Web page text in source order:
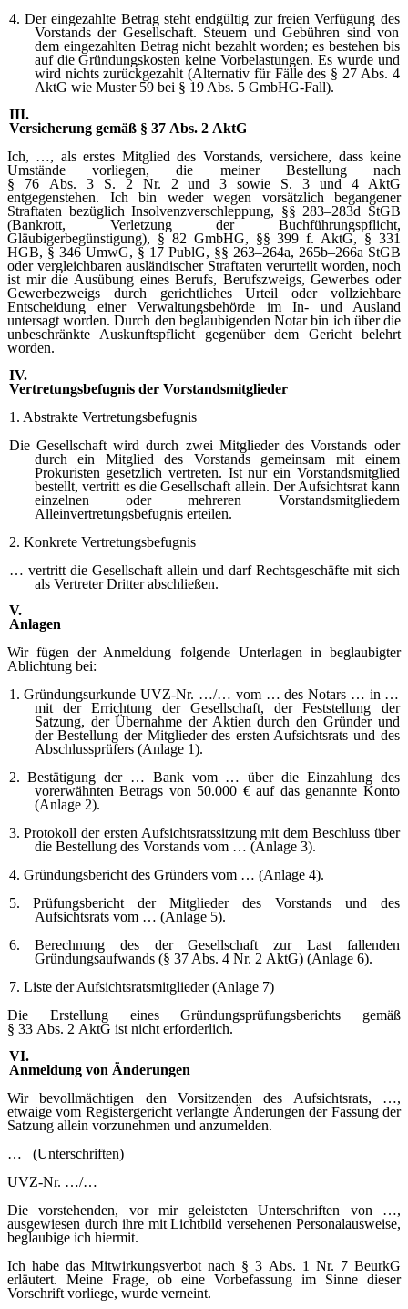
4. Der eingezahlte Betrag steht endgültig zur freien Verfügung des
Vorstands der Gesellschaft. Steuern und Gebühren sind von
dem eingezahlten Betrag nicht bezahlt worden; es bestehen bis
auf die Gründungskosten keine Vorbelastungen. Es wurde und
wird nichts zurückgezahlt (Alternativ für Fälle des § 27 Abs. 4
AktG wie Muster 59 bei § 19 Abs. 5 GmbHG-Fall).
III.
Versicherung gemäß § 37 Abs. 2 AktG
Ich, …, als erstes Mitglied des Vorstands, versichere, dass keine
Umstände vorliegen, die meiner Bestellung nach
§ 76 Abs. 3 S. 2 Nr. 2 und 3 sowie S. 3 und 4 AktG
entgegenstehen. Ich bin weder wegen vorsätzlich begangener
Straftaten bezüglich Insolvenzverschleppung, §§ 283–283d StGB
(Bankrott, Verletzung der Buchführungspflicht,
Gläubigerbegünstigung), § 82 GmbHG, §§ 399 f. AktG, § 331
HGB, § 346 UmwG, § 17 PublG, §§ 263–264a, 265b–266a StGB
oder vergleichbaren ausländischer Straftaten verurteilt worden, noch
ist mir die Ausübung eines Berufs, Berufszweigs, Gewerbes oder
Gewerbezweigs durch gerichtliches Urteil oder vollziehbare
Entscheidung einer Verwaltungsbehörde im In- und Ausland
untersagt worden. Durch den beglaubigenden Notar bin ich über die
unbeschränkte Auskunftspflicht gegenüber dem Gericht belehrt
worden.
IV.
Vertretungsbefugnis der Vorstandsmitglieder
1. Abstrakte Vertretungsbefugnis
Die Gesellschaft wird durch zwei Mitglieder des Vorstands oder
durch ein Mitglied des Vorstands gemeinsam mit einem
Prokuristen gesetzlich vertreten. Ist nur ein Vorstandsmitglied
bestellt, vertritt es die Gesellschaft allein. Der Aufsichtsrat kann
einzelnen oder mehreren Vorstandsmitgliedern
Alleinvertretungsbefugnis erteilen.
2. Konkrete Vertretungsbefugnis
… vertritt die Gesellschaft allein und darf Rechtsgeschäfte mit sich
als Vertreter Dritter abschließen.
V.
Anlagen
Wir fügen der Anmeldung folgende Unterlagen in beglaubigter
Ablichtung bei:
1. Gründungsurkunde UVZ-Nr. …/… vom … des Notars … in …
mit der Errichtung der Gesellschaft, der Feststellung der
Satzung, der Übernahme der Aktien durch den Gründer und
der Bestellung der Mitglieder des ersten Aufsichtsrats und des
Abschlussprüfers (Anlage 1).
2. Bestätigung der … Bank vom … über die Einzahlung des
vorerwähnten Betrags von 50.000 € auf das genannte Konto
(Anlage 2).
3. Protokoll der ersten Aufsichtsratssitzung mit dem Beschluss über
die Bestellung des Vorstands vom … (Anlage 3).
4. Gründungsbericht des Gründers vom … (Anlage 4).
5. Prüfungsbericht der Mitglieder des Vorstands und des
Aufsichtsrats vom … (Anlage 5).
6. Berechnung des der Gesellschaft zur Last fallenden
Gründungsaufwands (§ 37 Abs. 4 Nr. 2 AktG) (Anlage 6).
7. Liste der Aufsichtsratsmitglieder (Anlage 7)
Die Erstellung eines Gründungsprüfungsberichts gemäß
§ 33 Abs. 2 AktG ist nicht erforderlich.
VI.
Anmeldung von Änderungen
Wir bevollmächtigen den Vorsitzenden des Aufsichtsrats, …,
etwaige vom Registergericht verlangte Änderungen der Fassung der
Satzung allein vorzunehmen und anzumelden.
… (Unterschriften)
UVZ-Nr. …/…
Die vorstehenden, vor mir geleisteten Unterschriften von …,
ausgewiesen durch ihre mit Lichtbild versehenen Personalausweise,
beglaubige ich hiermit.
Ich habe das Mitwirkungsverbot nach § 3 Abs. 1 Nr. 7 BeurkG
erläutert. Meine Frage, ob eine Vorbefassung im Sinne dieser
Vorschrift vorliege, wurde verneint.